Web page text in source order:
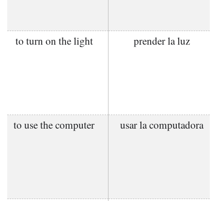
to turn on the light prender la luz
to use the computer usar la computadora